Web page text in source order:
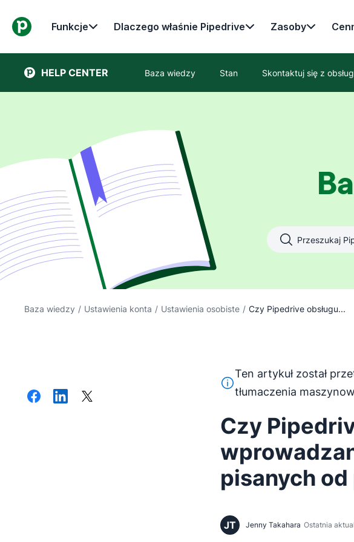
Funkcje Dlaczego właśnie Pipedrive Zasoby
HELP CENTER Baza wiedzy Stan Skontaktuj się z
Baza wiedzy / Ustawienia konta / Ustawienia osobiste / Czy Pipedrive obsługu...
Ten tekst został
Ten artykuł został
tłumaczenia
Czy
pisanych
JT Jenny Takahara Ostatnia